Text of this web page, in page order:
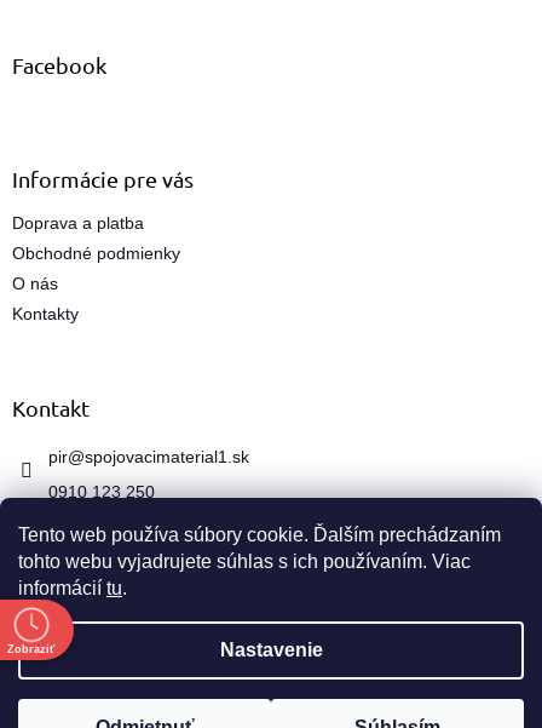
Tento web používa súbory cookie. Ďalším prechádzaním
tohto webu vyjadrujete súhlas s ich používaním. Viac
informácií tu.
Nastavenie
Facebook
Informácie pre vás
Doprava a platba
Obchodné podmienky
O nás
Kontakty
Kontakt
pir@spojovacimaterial1.sk
0910 123 250
spojovacimaterial1.sk
Zobraziť